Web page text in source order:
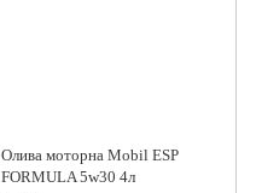
Олива моторна Mobil ESP
FORMULA 5w30 4л